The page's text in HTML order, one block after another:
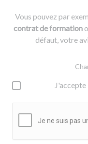
Vous pouvez par
contrat de formation
défaut, votre
J'accepte